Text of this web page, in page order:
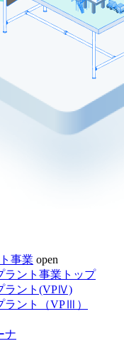
事業 open
ラント事業トップ
ラント(VPⅣ)
ラント（VPⅢ）
ナ